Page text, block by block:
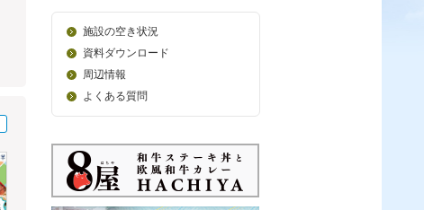
施設の空き状況
資料ダウンロード
周辺情報
よくある質問